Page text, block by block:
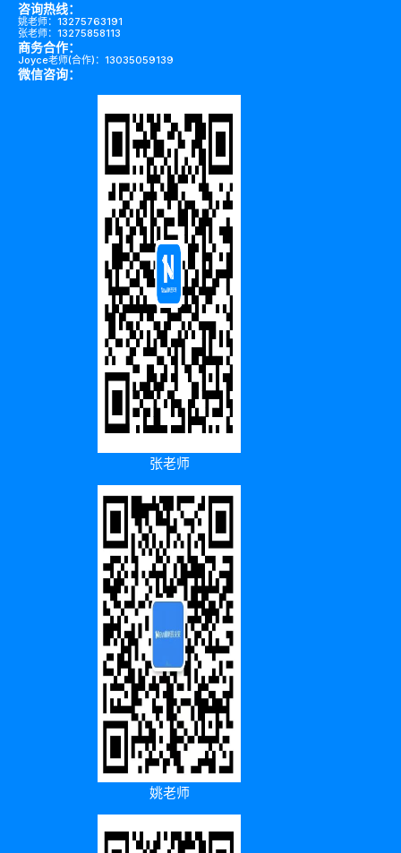
咨询热线：
姚老师：13275763191
张老师：13275858113
商务合作：
Joyce老师(合作)：13035059139
微信咨询：
张老师
姚老师